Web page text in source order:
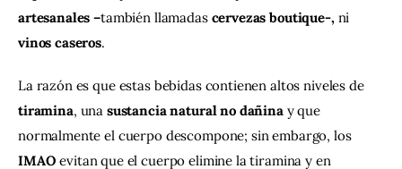
artesanales –también llamadas cervezas boutique-, ni
vinos caseros.
La razón es que estas bebidas contienen altos niveles de
tiramina, una sustancia natural no dañina y que
normalmente el cuerpo descompone; sin embargo, los
IMAO evitan que el cuerpo elimine la tiramina y en